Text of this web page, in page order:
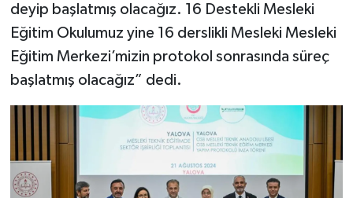
deyip başlatmış olacağız. 16 Destekli Mesleki
Eğitim Okulumuz yine 16 derslikli Mesleki Mesleki
Eğitim Merkezi’mizin protokol sonrasında süreç
başlatmış olacağız” dedi.